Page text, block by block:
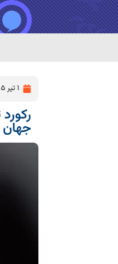
1 تیر 1405